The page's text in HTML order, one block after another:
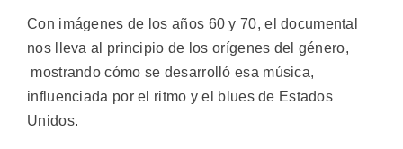
Con imágenes de los años 60 y 70, el documental
nos lleva al principio de los orígenes del género,
mostrando cómo se desarrolló esa música,
influenciada por el ritmo y el blues de Estados
Unidos.